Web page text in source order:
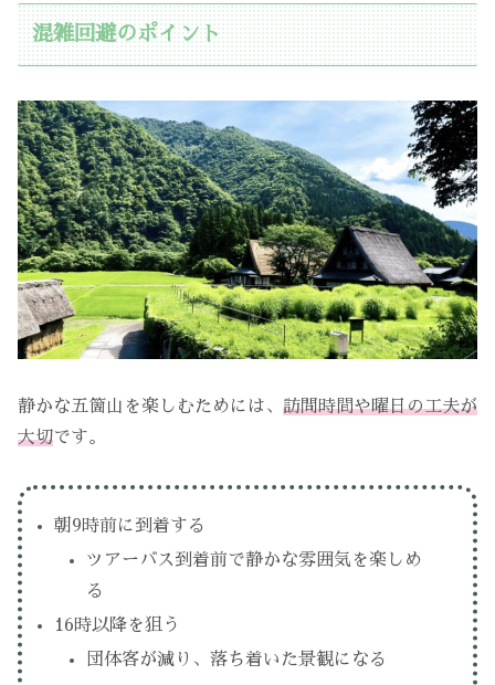
混雑回避のポイント
静かな五箇山を楽しむためには、 訪問時間や曜日の工夫が
大切です。
朝9時前に到着する
ツアーバス到着前で静かな雰囲気を楽しめ
る
16時以降を狙う
団体客が減り、落ち着いた景観になる